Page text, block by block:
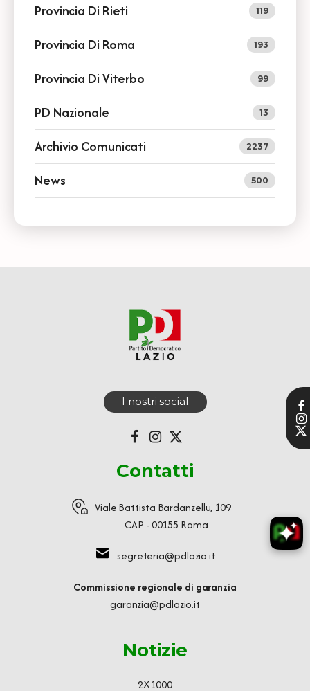
Provincia Di Rieti 119
Provincia Di Roma 193
Provincia Di Viterbo 99
PD Nazionale 13
Archivio Comunicati 2237
News 500
I nostri social
Contatti
Viale Battista Bardanzellu, 109
CAP - 00155 Roma
segreteria@pdlazio.it
Commissione regionale di garanzia
garanzia@pdlazio.it
Notizie
2X1000